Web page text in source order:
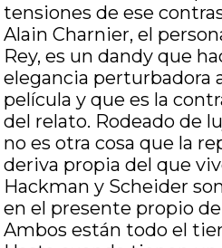
tensiones de ese
Alain Charnier, el
Rey, es un dandy que
elegancia perturbadora
película y que es la
del relato. Rodeado de
no es otra cosa que la
deriva propia del que
Hackman y Scheider
en el presente propio
Ambos están todo el